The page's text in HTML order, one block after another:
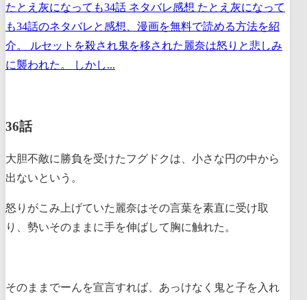
たとえ灰になっても34話 ネタバレ感想 たとえ灰になって
も34話のネタバレと感想、漫画を無料で読める方法を紹
介。 ルセットを殺され鬼を移された麗奈は怒りと悲しみ
に襲われた。 しかし...
36話
大胆不敵に勝負を受けたフグドクは、小さな円の中から
出ないという。
怒りがこみ上げていた麗奈はその言葉を素直に受け取
り、勢いそのままに手を伸ばして胸に触れた。
そのままでーんを宣言すれば、あっけなく鬼と子を入れ